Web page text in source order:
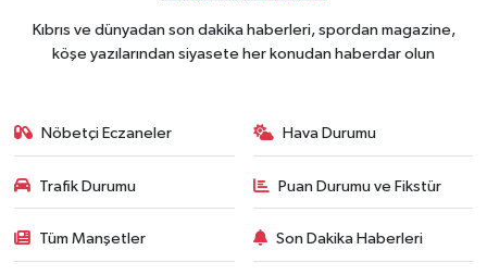
Kıbrıs ve dünyadan son dakika haberleri, spordan magazine,
köşe yazılarından siyasete her konudan haberdar olun
Nöbetçi Eczaneler Hava Durumu
Trafik Durumu Puan Durumu ve Fikstür
Tüm Manşetler Son Dakika Haberleri